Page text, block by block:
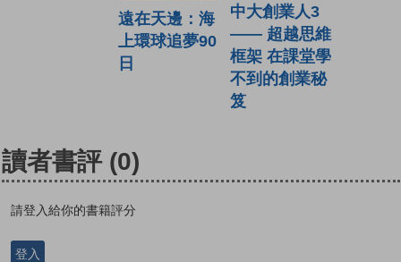
遠在天邊：海
上環球追夢90
日
中大創業人3
—— 超越思維
框架 在課堂學
不到的創業秘
笈
讀者書評 (0)
請登入給你的書籍評分
登入